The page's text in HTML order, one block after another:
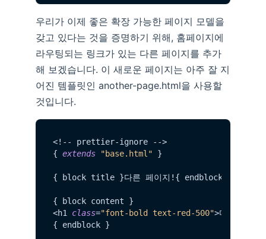
우리가 이제 좋은 확장 가능한 페이지 모델을
갖고 있다는 것을 증명하기 위해, 홈페이지에
라우팅되는 링크가 있는 다른 페이지를 추가
해 보겠습니다. 이 새로운 페이지는 아주 잘 지
어진 템플릿인 another-page.html을 사용할
것입니다.
<!-- prettier-ignore -->
{ extends "base.html" }
{ block title }다른 페이지!{ endblock }
{ block content }
<h1 class="font-bold text-red-500">다른 페이